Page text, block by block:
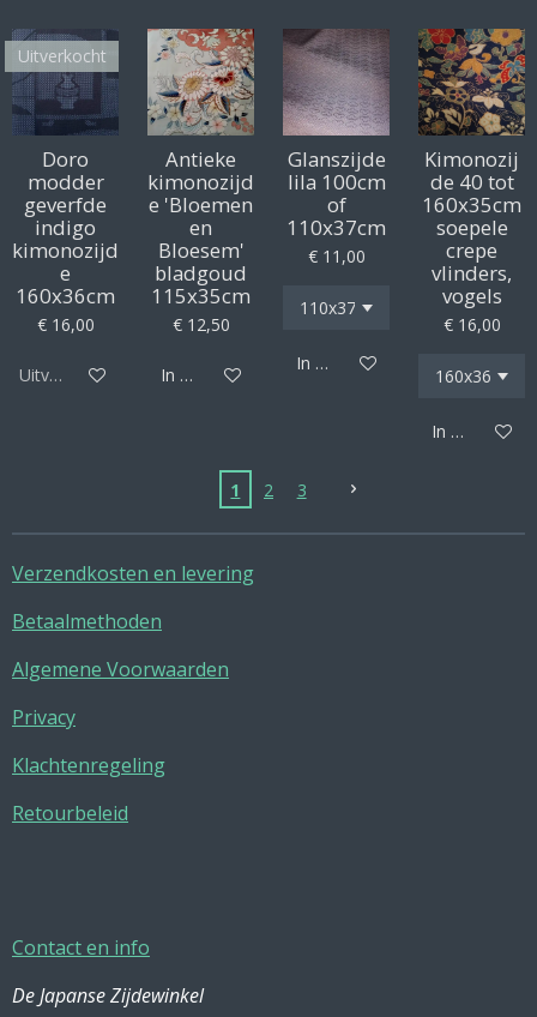
Uitverkocht
Doro
modder
geverfde
indigo
kimonozijd
e
160x36cm
€ 16,00
Uitverkocht
Antieke
kimonozijd
e 'Bloemen
en
Bloesem'
bladgoud
115x35cm
€ 12,50
In winkelwagen
Glanszijde
lila 100cm
of
110x37cm
€ 11,00
In winkelwagen
Kimonozij
de 40 tot
160x35cm
soepele
crepe
vlinders,
vogels
€ 16,00
In
1 2 3
Verzendkosten en levering
Betaalmethoden
Algemene Voorwaarden
Privacy
Klachtenregeling
Retourbeleid
Contact en info
De Japanse Zijdewinkel